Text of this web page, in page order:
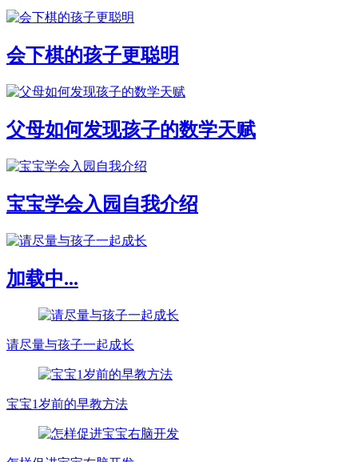
会下棋的孩子更聪明
父母如何发现孩子的数学天赋
宝宝学会入园自我介绍
加载中...
请尽量与孩子一起成长
宝宝1岁前的早教方法